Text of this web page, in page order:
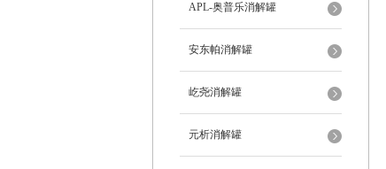
APL-奥普乐消解罐
安东帕消解罐
屹尧消解罐
元析消解罐